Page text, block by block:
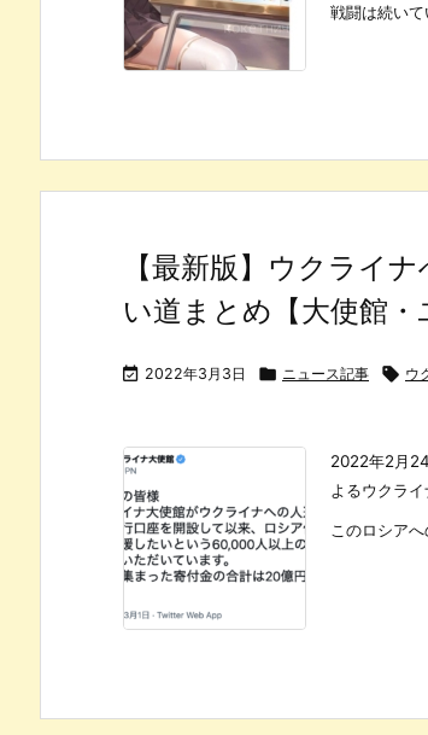
戦闘は続い
【最新版】ウクライ
い道まとめ【大使館・
 2022年3月3日  ニュース記事  ウ
2022年2月
よるウクラ
このロシア